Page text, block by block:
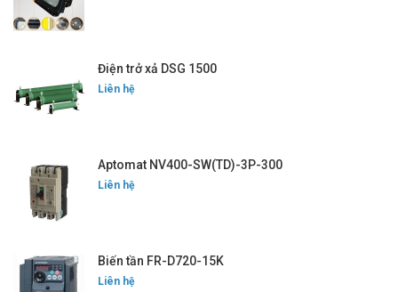
Điện trở xả DSG 1500
Liên hệ
Aptomat NV400-SW(TD)-3P-300
Liên hệ
Biến tần FR-D720-15K
Liên hệ